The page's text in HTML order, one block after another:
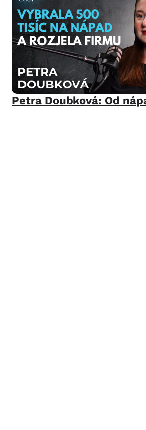
Petra Doubková: Od